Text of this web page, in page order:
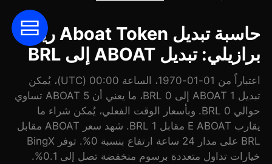
حاسبة تبديل Aboat Token ريال
برازيلي: تبديل ABOAT إلى BRL
اعتباراً من 01-01-1970، الساعة 00:00 (UTC)، يُمكن
تبديل 1 ABOAT إلى 0 BRL، ما يعني أن 5 ABOAT تساوي
حوالي 0 BRL. وبأسعار الوقت الفعلي، يُمكن شراء ما
يقارب E ABOAT مقابل 1 BRL. شهد سعر ABOAT مقابل
BRL على مدار 24 ساعة ارتفاع بنسبة 0%. توفر BingX
خيارات تداول متعددة برسوم منخفضة تصل إلى 0.1%.